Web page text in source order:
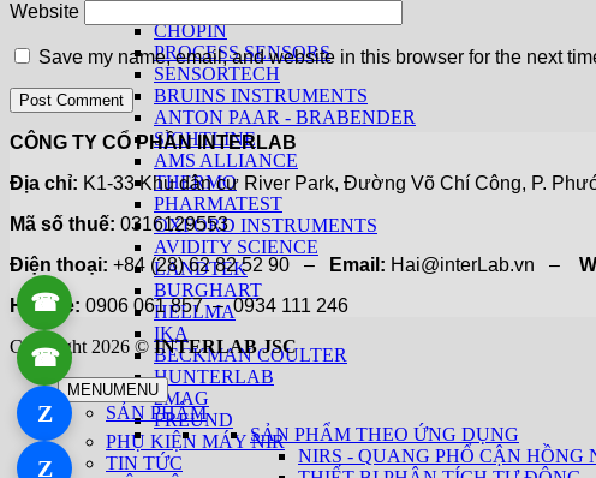
CHOPIN
PROCESS SENSORS
SENSORTECH
BRUINS INSTRUMENTS
ANTON PAAR - BRABENDER
SIGHTLINE
AMS ALLIANCE
THERMO
PHARMATEST
OXFORD INSTRUMENTS
AVIDITY SCIENCE
LANDTEK
BURGHART
HELLMA
IKA
BECKMAN COULTER
HUNTERLAB
2MAG
FREUND
PHỤ KIỆN MÁY NIR
TIN TỨC
Website
Save my name, email, and website in this browser for the next
CÔNG TY CỔ PHẦN INTERLAB
Địa chỉ: K1-33 Khu dân cư River Park, Đường Võ Chí Công, P.
Mã số thuế: 0316129553
Điện thoại: +84 (28) 62 82 52 90 – Email: Hai@interLab.vn –
Hotline: 0906 061 857 – 0934 111 246
Copyright 2026 © INTERLAB JSC
MENUMENU
SẢN PHẨM
SẢN PHẨM THEO ỨNG DỤNG
NIRS - QUANG PHỔ CẬN HỒNG
☎ 0906 061 857
☎ 0934 111 246
Z Zalo 1
Z Zalo 2